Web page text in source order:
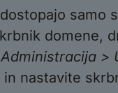
samo
domene,
Administracija >
in nastavite